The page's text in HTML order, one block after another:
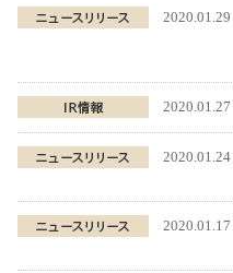
2020.01.29
2020.01.27
2020.01.24
2020.01.17